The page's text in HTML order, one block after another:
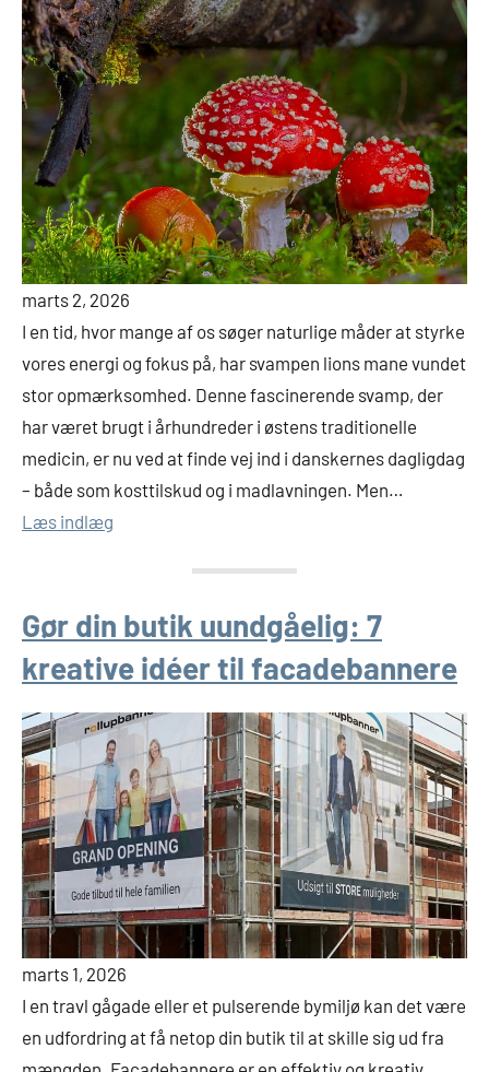
marts 2, 2026
I en tid, hvor mange af os søger naturlige måder at styrke
vores energi og fokus på, har svampen lions mane vundet
stor opmærksomhed. Denne fascinerende svamp, der
har været brugt i århundreder i østens traditionelle
medicin, er nu ved at finde vej ind i danskernes dagligdag
– både som kosttilskud og i madlavningen. Men…
Læs indlæg
Gør din butik uundgåelig: 7
kreative idéer til facadebannere
marts 1, 2026
I en travl gågade eller et pulserende bymiljø kan det være
en udfordring at få netop din butik til at skille sig ud fra